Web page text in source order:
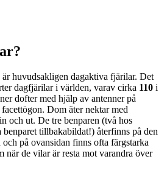
är huvudsakligen dagaktiva fjärilar. Det
dagfjärilar i världen, varav cirka 110 i
dofter med hjälp av antenner på
Dom äter nektar med
och ut. De tre benparen (två hos
tillbakabildat!) återfinns på den
på ovansidan finns ofta färgstarka
när de vilar är resta mot varandra över